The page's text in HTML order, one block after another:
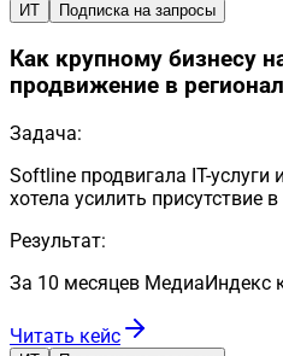
ИТ Подписка на запросы
Как крупному бизнесу
продвижение в
Задача:
Softline продвигала IT-услуги
хотела усилить присутствие
Результат:
За 10 месяцев МедиаИндекс
Читать кейс